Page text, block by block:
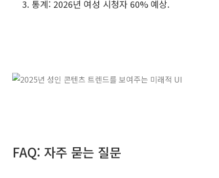
통계: 2026년 여성 시청자 60% 예상.
FAQ: 자주 묻는 질문